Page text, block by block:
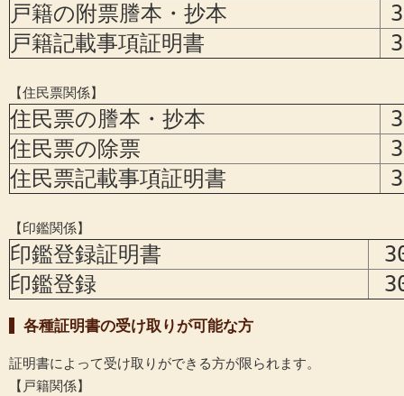
戸籍の附票謄本・抄本
戸籍記載事項証明書
【住民票関係】
住民票の謄本・抄本
住民票の除票
住民票記載事項証明書
【印鑑関係】
印鑑登録証明書
印鑑登録
各種証明書の受け取りが可能な方
証明書によって受け取りができる方が限られます。
【戸籍関係】